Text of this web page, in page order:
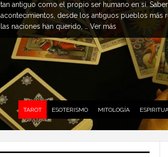
TAROT ESOTERISMO MITOLOGÍA
tan antiguo como el propio ser humano en sí.
acontecimientos, desde los antiguos pueblos más
las naciones han querido, …Ver más